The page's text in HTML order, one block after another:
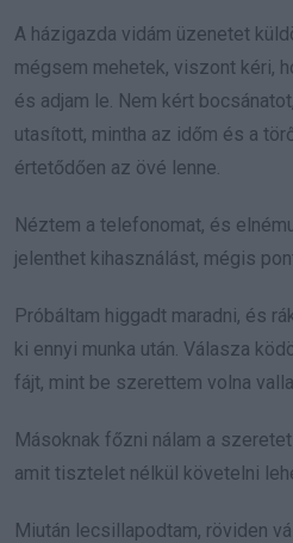
A házigazda vidám üzenetet
mégsem mehetek, viszont kéri,
és adjam le. Nem kért
utasított, mintha az időm és a
értetődően az övé lenne.
Néztem a telefonomat, és
jelenthet kihasználást, mégis
Próbáltam higgadt maradni, és
ki ennyi munka után. Válasza
fájt, mint be szerettem volna
Másoknak főzni nálam a
amit tisztelet nélkül követelni
Miután lecsillapodtam, röviden